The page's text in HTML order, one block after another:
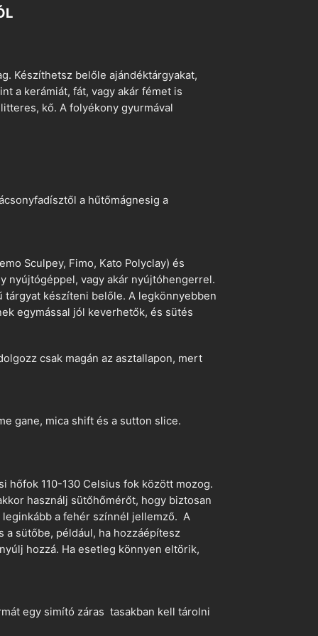
Készíthetsz belőle ajándéktárgyakat,
a kerámiát, fát, vagy akár fémet is
kő. A folyékony gyurmával
a hűtőmágnesig a
Sculpey, Fimo, Kato Polyclay) és
nyújtógéppel, vagy akár nyújtóhengerrel.
készíteni belőle. A legkönnyebben
egymással jól keverhetők, és sütés
csak magán az asztallapon, mert
gane, mica shift és a sutton slice.
hőfok 110-130 Celsius fok között mozog.
használj sütőhőmérőt, hogy biztosan
a fehér színnél jellemző. A
a sütőbe, például, ha hozzáépítesz
hozzá. Ha esetleg könnyen eltörik,
egy simító záras tasakban kell tárolni